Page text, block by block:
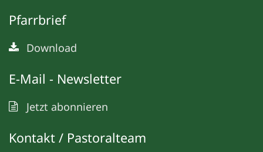
Pfarrbrief
Download
E-Mail - Newsletter
Jetzt abonnieren
Kontakt / Pastoralteam